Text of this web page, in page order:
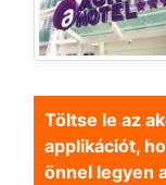
Töltse le az
applikációt,
önnel legyen